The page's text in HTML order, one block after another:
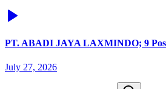
PT. ABADI JAYA LAXMINDO; 9
July 27, 2026